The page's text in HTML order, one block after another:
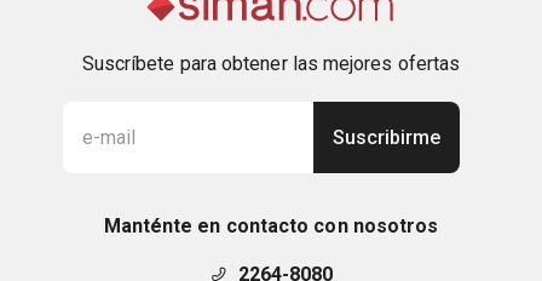
Suscríbete para obtener las mejores ofertas
Suscribirme
Manténte en contacto con nosotros
2264-8080